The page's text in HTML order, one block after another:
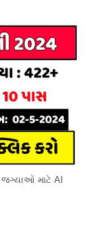
જગ્યાઓ માટે AI